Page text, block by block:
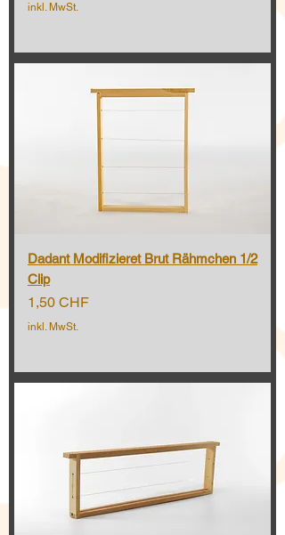
inkl. MwSt.
Dadant Modifizieret Brut Rähmchen 1/2
Clip
Preis
1,50 CHF
inkl. MwSt.